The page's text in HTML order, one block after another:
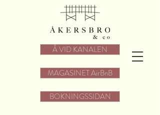
Å VID KANALEN
MAGASINET AirBnB
BOKNINGSSIDAN